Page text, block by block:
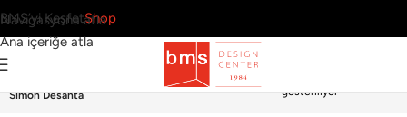
Navigasyona atla
Ana içeriğe atla
BMS’yi KeşfetShop
Haworth Design Studio &
Simon Desanta
gösteriliyor